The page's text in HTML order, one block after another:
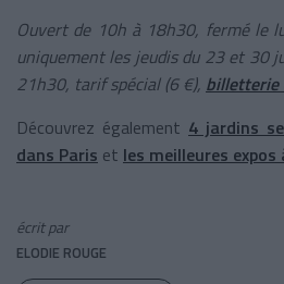
Ouvert de 10h à 18h30, fermé le
uniquement les jeudis du 23 et 30
21h30, tarif spécial (6 €), billetterie
Découvrez également 4 jardins
dans Paris et les meilleures
écrit par
ELODIE ROUGE